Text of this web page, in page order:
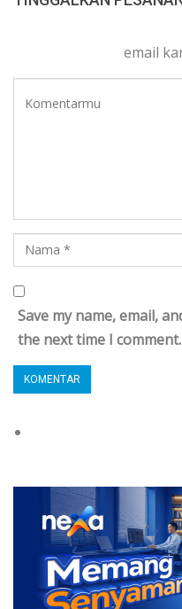
email
Save my name, email,
the next time I comment.